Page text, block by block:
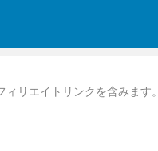
ィリエイトリンクを含みます。